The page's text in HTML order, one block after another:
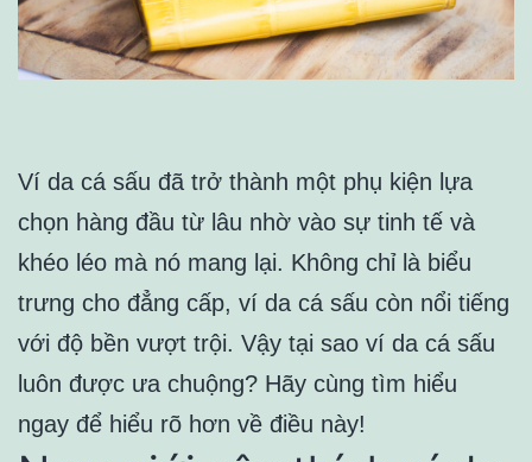
Ví da cá sấu đã trở thành một phụ kiện lựa
chọn hàng đầu từ lâu nhờ vào sự tinh tế và
khéo léo mà nó mang lại. Không chỉ là biểu
trưng cho đẳng cấp, ví da cá sấu còn nổi tiếng
với độ bền vượt trội. Vậy tại sao ví da cá sấu
luôn được ưa chuộng? Hãy cùng tìm hiểu
ngay để hiểu rõ hơn về điều này!